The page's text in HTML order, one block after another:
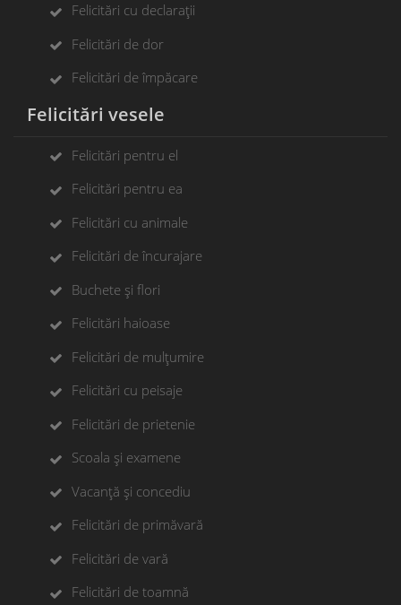
Felicitări cu declarații
Felicitări de dor
Felicitări de împăcare
Felicitări vesele
Felicitări pentru el
Felicitări pentru ea
Felicitări cu animale
Felicitări de încurajare
Buchete și flori
Felicitări haioase
Felicitări de mulțumire
Felicitări cu peisaje
Felicitări de prietenie
Scoala și examene
Vacanță și concediu
Felicitări de primăvară
Felicitări de vară
Felicitări de toamnă